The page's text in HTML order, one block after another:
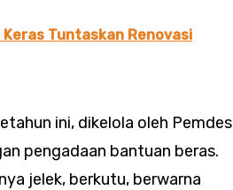
Keras Tuntaskan Renovasi
ini, dikelola oleh Pemdes
pengadaan bantuan beras.
jelek, berkutu, berwarna